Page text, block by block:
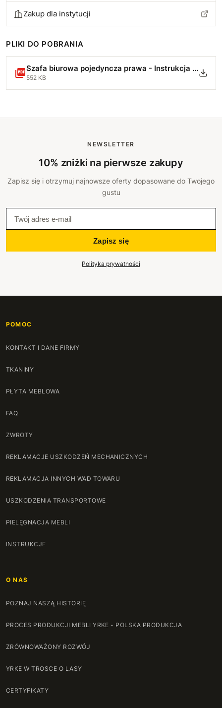
Zakup dla instytucji
PLIKI DO POBRANIA
Szafa biurowa pojedyncza prawa - Instrukcja Montażu.pdf
552 KB
NEWSLETTER
10% zniżki na pierwsze zakupy
Zapisz się i otrzymuj najnowsze oferty dopasowane do Twojego
gustu
Zapisz się
Polityka prywatności
POMOC
KONTAKT I DANE FIRMY
TKANINY
PŁYTA MEBLOWA
FAQ
ZWROTY
REKLAMACJE USZKODZEŃ MECHANICZNYCH
REKLAMACJA INNYCH WAD TOWARU
USZKODZENIA TRANSPORTOWE
PIELĘGNACJA MEBLI
INSTRUKCJE
O NAS
POZNAJ NASZĄ HISTORIĘ
PROCES PRODUKCJI MEBLI YRKE - POLSKA PRODUKCJA
ZRÓWNOWAŻONY ROZWÓJ
YRKE W TROSCE O LASY
CERTYFIKATY